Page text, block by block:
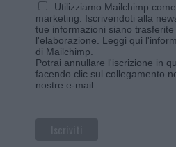
Utilizziamo Mailchimp
marketing. Iscrivendoti alla
tue informazioni siano
l'elaborazione. Leggi qui
di Mailchimp
Potrai annullare l'iscrizione in
facendo clic sul collegamento
nostre e-mail.